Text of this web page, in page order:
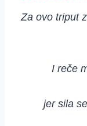
Za ovo triput
I reče
jer sila